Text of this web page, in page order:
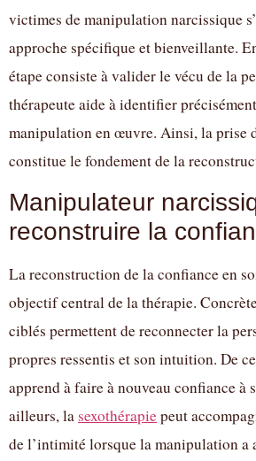
victimes de manipulation narcissique
approche spécifique et bienveillante.
étape consiste à valider le vécu de la
thérapeute aide à identifier
manipulation en œuvre. Ainsi, la prise
constitue le fondement de la
Manipulateur
reconstruire la
La reconstruction de la confiance en
objectif central de la thérapie.
ciblés permettent de reconnecter la
propres ressentis et son intuition. De
apprend à faire à nouveau confiance à
ailleurs, la sexothérapiepeut
de l’intimité lorsque la manipulation a